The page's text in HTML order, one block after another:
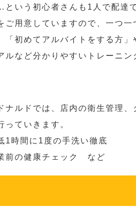
いう初心者さんも1人で配達
ご用意していますので、一つ
「初めてアルバイトをする方
ルなど分かりやすいトレーニン
ナルドでは、店内の衛生管理
っていきます。
1時間に1度の手洗い徹底
前の健康チェック など